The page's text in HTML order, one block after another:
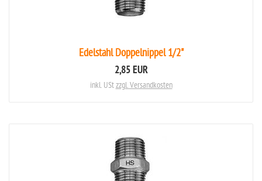
Edelstahl Doppelnippel 1/2"
2,85 EUR
inkl. UStzzgl. Versandkosten